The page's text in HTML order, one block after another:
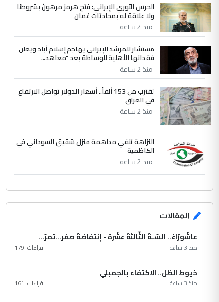
الموضوع :
الجواهري يرد على صدام حسين سل
مضجعيك يابن الزنا (نص كامل)
الحرس الثوري الإيراني: فتح هرمز مرهونٌ بشروطنا
ولا علاقة له بمحادثات عُمان
منذ 2 ساعة
مستشار للمرشد الإيراني يهاجم إسلام آباد ويعلن
فقدانها الأهلية للوساطة بعد "معاهد...
منذ 2 ساعة
تقترب من 153 ألفاً.. أسعار الدولار تواصل الارتفاع
في العراق
منذ 2 ساعة
النزاهة تنفي مداهمة منزل شقيق السوداني في
الكاظمية
منذ 2 ساعة
المقالات
عاشُورْاءُ.. السّنَةُ الثّالثةَ عشَرَة - إِنتفاضةُ صفَر…تمرّ...
منذ 3 ساعة قراءات :179
خيوط الظل.. الاكتفاء بالجميلي
منذ 3 ساعة قراءات :161